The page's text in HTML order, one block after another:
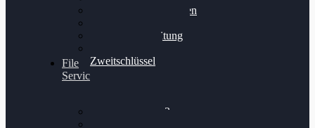
Bremsscheiben planen
Felgenaufbereitung
Zweitschlüssel
File
Service
Alientech Kess3